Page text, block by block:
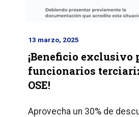
13 marzo, 2025
¡Beneficio exclusivo
funcionarios
OSE!
Aprovecha un 30% de